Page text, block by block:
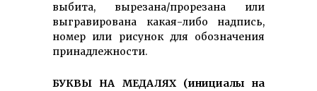
выбита, вырезана/прорезана или
выгравирована какая-либо надпись,
номер или рисунок для обозначения
принадлежности.
БУКВЫ НА МЕДАЛЯХ (инициалы на